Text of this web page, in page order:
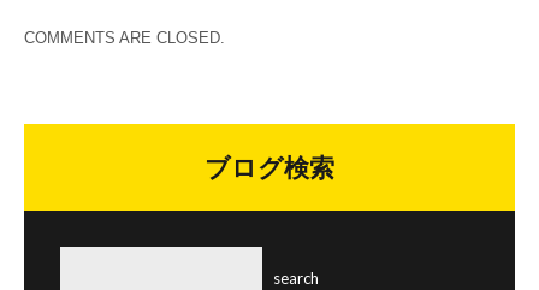
COMMENTS ARE CLOSED.
ブログ検索